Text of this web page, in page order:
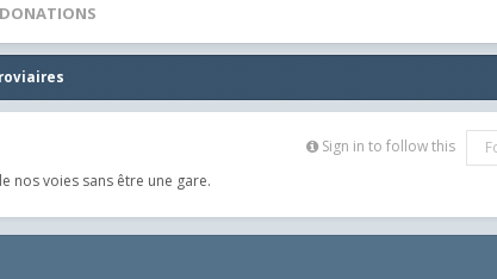
DONATIONS
Sign in to follow this
nos voies sans être une gare.